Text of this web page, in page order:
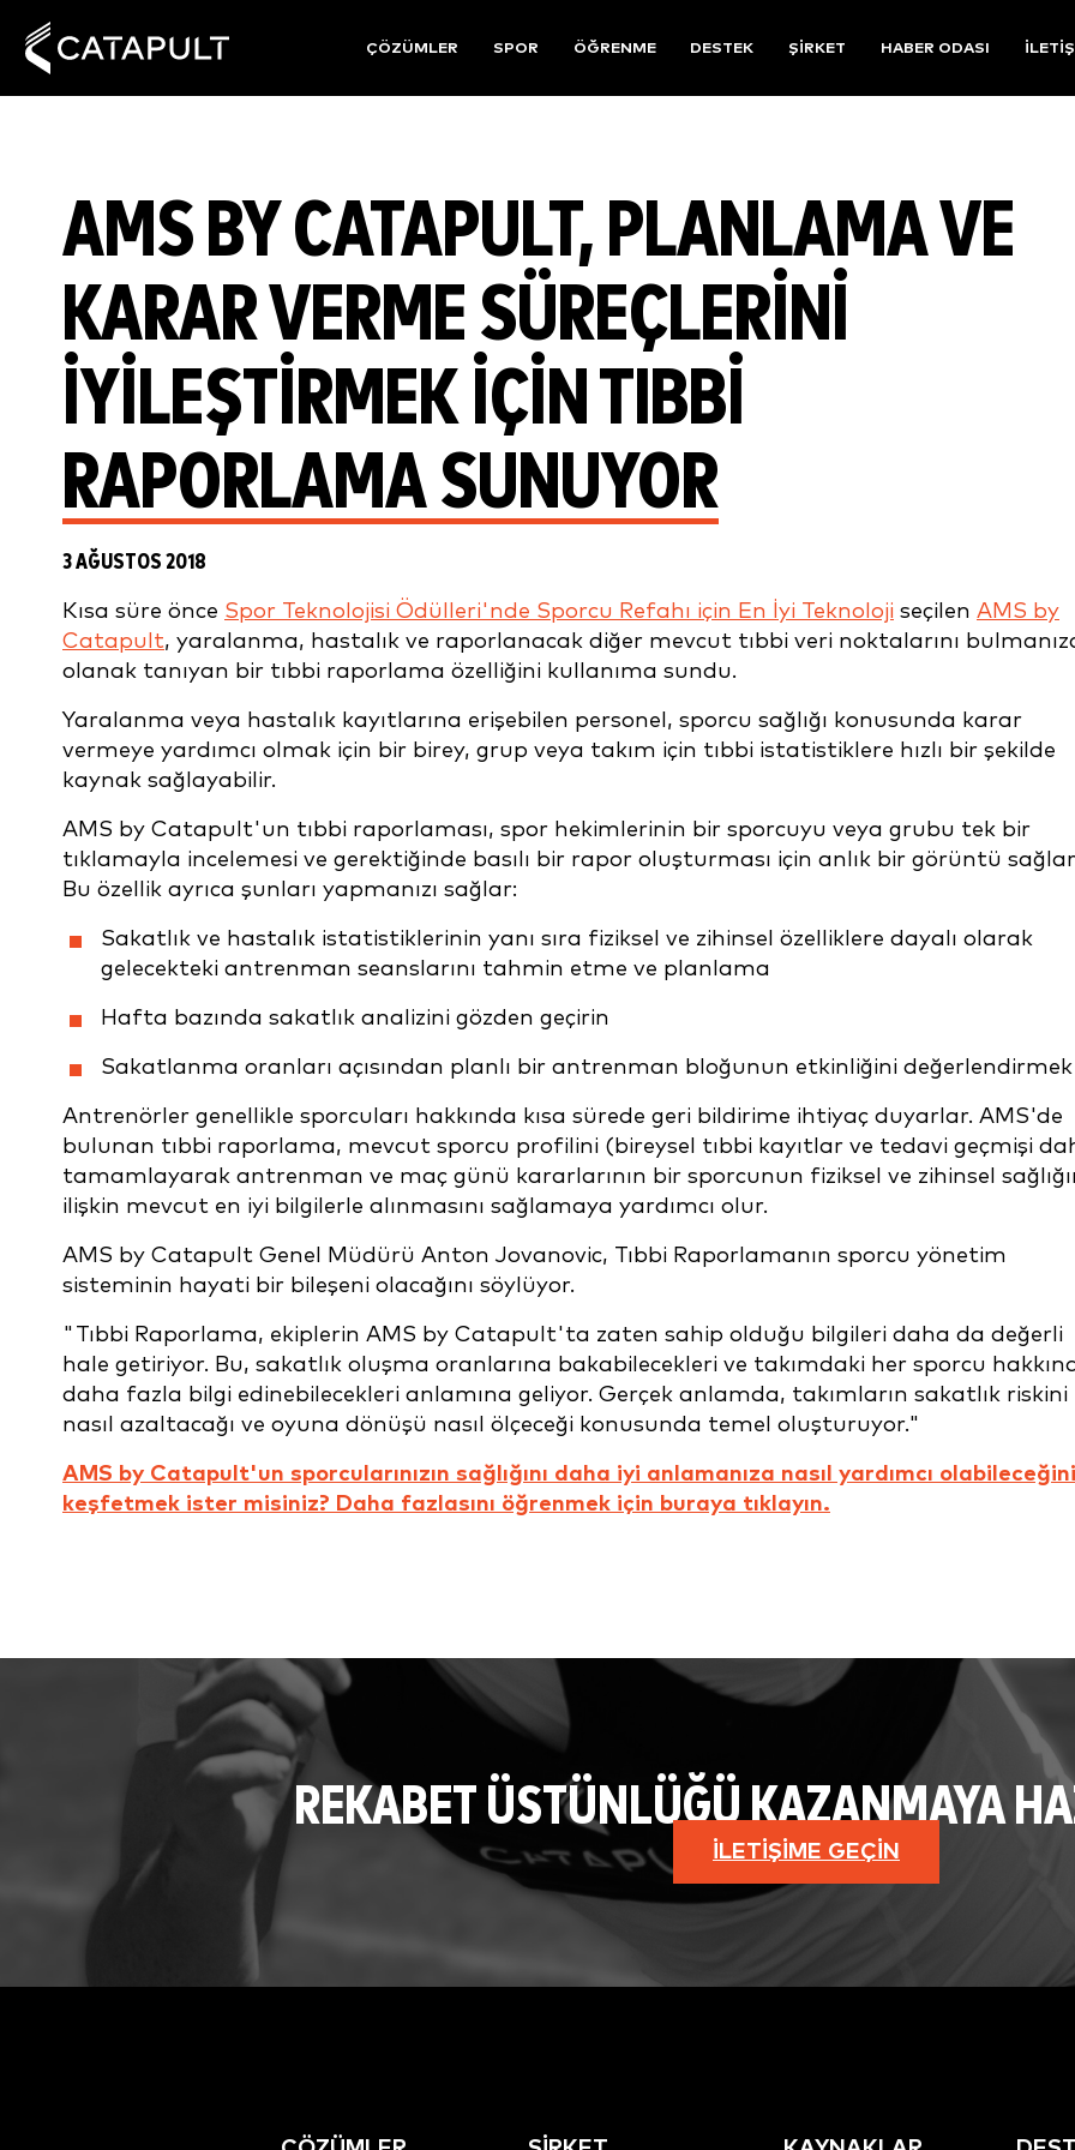
ÇÖZÜMLER SPOR ÖĞRENME DESTEK ŞIRKET HABER ODASI
AMS BY CATAPULT, PLANLAMA VE
KARAR VERME SÜREÇLERINI
IYILEŞTIRMEK IÇIN TIBBI
RAPORLAMA SUNUYOR
3 AĞUSTOS 2018
Kısa süre önce Spor Teknolojisi Ödülleri'nde Sporcu Refahı için En İyi Teknoloji seçilen AMS by
Catapult, yaralanma, hastalık ve raporlanacak diğer mevcut tıbbi veri noktalarını
olanak tanıyan bir tıbbi raporlama özelliğini kullanıma sundu.
Yaralanma veya hastalık kayıtlarına erişebilen personel, sporcu sağlığı konusunda karar
vermeye yardımcı olmak için bir birey, grup veya takım için tıbbi istatistiklere hızlı bir şekilde
kaynak sağlayabilir.
AMS by Catapult'un tıbbi raporlaması, spor hekimlerinin bir sporcuyu veya grubu tek bir
tıklamayla incelemesi ve gerektiğinde basılı bir rapor oluşturması için anlık bir görüntü
Bu özellik ayrıca şunları yapmanızı sağlar:
Sakatlık ve hastalık istatistiklerinin yanı sıra fiziksel ve zihinsel özelliklere dayalı olarak
gelecekteki antrenman seanslarını tahmin etme ve planlama
Hafta bazında sakatlık analizini gözden geçirin
Sakatlanma oranları açısından planlı bir antrenman bloğunun etkinliğini değerlendirmek
Antrenörler genellikle sporcuları hakkında kısa sürede geri bildirime ihtiyaç duyarlar. AMS'de
bulunan tıbbi raporlama, mevcut sporcu profilini (bireysel tıbbi kayıtlar ve tedavi geçmişi
tamamlayarak antrenman ve maç günü kararlarının bir sporcunun fiziksel ve zihinsel
ilişkin mevcut en iyi bilgilerle alınmasını sağlamaya yardımcı olur.
AMS by Catapult Genel Müdürü Anton Jovanovic, Tıbbi Raporlamanın sporcu yönetim
sisteminin hayati bir bileşeni olacağını söylüyor.
"Tıbbi Raporlama, ekiplerin AMS by Catapult'ta zaten sahip olduğu bilgileri daha da değerli
hale getiriyor. Bu, sakatlık oluşma oranlarına bakabilecekleri ve takımdaki her sporcu
daha fazla bilgi edinebilecekleri anlamına geliyor. Gerçek anlamda, takımların sakatlık riskini
nasıl azaltacağı ve oyuna dönüşü nasıl ölçeceği konusunda temel oluşturuyor."
AMS by Catapult'un sporcularınızın sağlığını daha iyi anlamanıza nasıl yardımcı olabileceğini
keşfetmek ister misiniz? Daha fazlasını öğrenmek için buraya tıklayın.
REKABET ÜSTÜNLÜĞÜ KAZANMAYA
İLETIŞIME GEÇIN